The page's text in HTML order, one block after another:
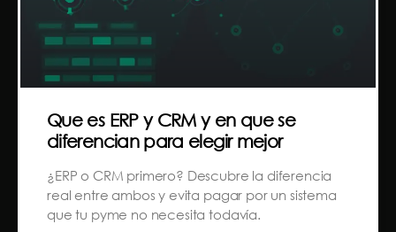
Que es ERP y CRM y en que se
diferencian para elegir mejor
¿ERP o CRM primero? Descubre la diferencia
real entre ambos y evita pagar por un sistema
que tu pyme no necesita todavía.